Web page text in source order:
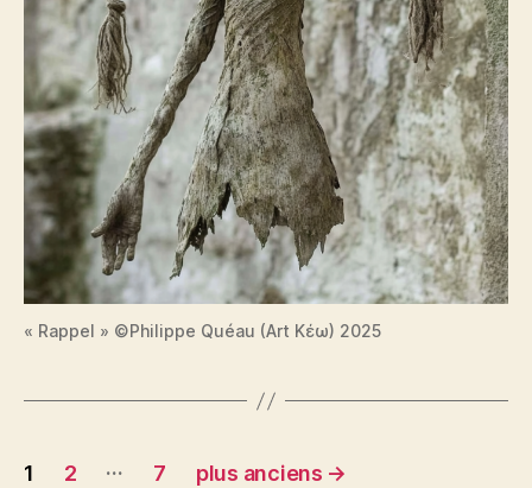
« Rappel » ©Philippe Quéau (Art Κέω) 2025
Pagination
1 2 … 7 plus anciens →